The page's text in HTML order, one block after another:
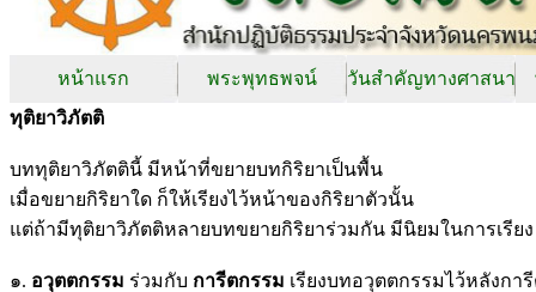
หน้าแรก พระพุทธพจน์ วันสำคัญทางศาสนา
ทุติยาวิภัตติ
บททุติยาวิภัตตินี้ มีหน้าที่ขยายบทกิริยาเป็นพื้น
เมื่อขยายกิริยาใด ก็ให้เรียงไว้หน้าของกิริยาตัวนั้น
แต่ถ้ามีทุติยาวิภัตติหลายบทขยายกิริยาร่วมกัน มีนิยมในการเรีย
๑. อวุตตกรรม ร่วมกับ การีตกรรม เรียงบทอวุตตกรรมไว้หลังกา